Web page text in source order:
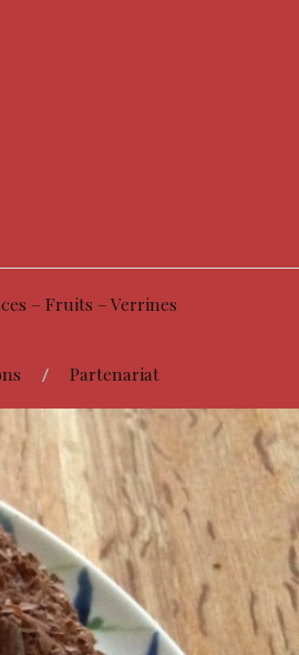
– Fruits – Verrines
Partenariat